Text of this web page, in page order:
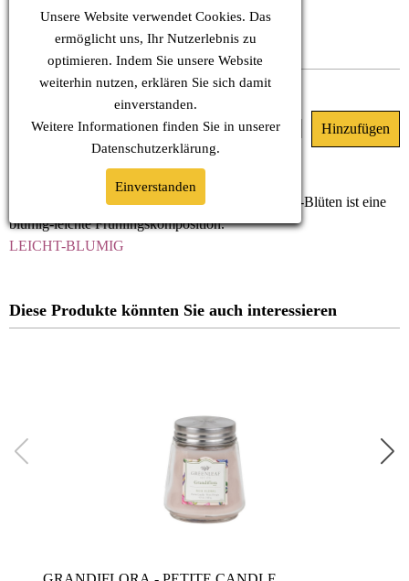
KOPF: Apfelblüten
HERZ: Magnolie, Geißblatt
BASIS: Moschus, Amber
Dieses Produkt ist nicht lieferbar.
22.90 € (MwSt. Inkl.)
Der klare und frische Duft aus üppigen Magnolien-Blüten ist eine
blumig-leichte Frühlingskomposition.
LEICHT-BLUMIG
Diese Produkte könnten Sie auch interessieren
Unsere Website verwendet Cookies. Das
ermöglicht uns, Ihr Nutzerlebnis zu
optimieren. Indem Sie unsere Website
weiterhin nutzen, erklären Sie sich damit
einverstanden.
Weitere Informationen finden Sie in unserer
Datenschutzerklärung.
Einverstanden